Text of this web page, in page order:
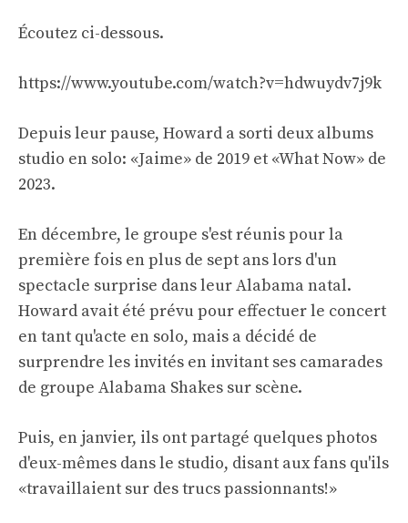
Écoutez ci-dessous.
https://www.youtube.com/watch?v=hdwuydv7j9k
Depuis leur pause, Howard a sorti deux albums
studio en solo: «Jaime» de 2019 et «What Now» de
2023.
En décembre, le groupe s'est réunis pour la
première fois en plus de sept ans lors d'un
spectacle surprise dans leur Alabama natal.
Howard avait été prévu pour effectuer le concert
en tant qu'acte en solo, mais a décidé de
surprendre les invités en invitant ses camarades
de groupe Alabama Shakes sur scène.
Puis, en janvier, ils ont partagé quelques photos
d'eux-mêmes dans le studio, disant aux fans qu'ils
«travaillaient sur des trucs passionnants!»